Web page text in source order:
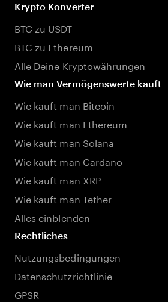
Krypto Konverter
BTC zu USDT
BTC zu Ethereum
Alle Deine Kryptowährungen
Wie man Vermögenswerte kauft
Wie kauft man Bitcoin
Wie kauft man Ethereum
Wie kauft man Solana
Wie kauft man Cardano
Wie kauft man XRP
Wie kauft man Tether
Alles einblenden
Rechtliches
Nutzungsbedingungen
Datenschutzrichtlinie
GPSR